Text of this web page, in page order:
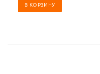
В КОРЗИНУ